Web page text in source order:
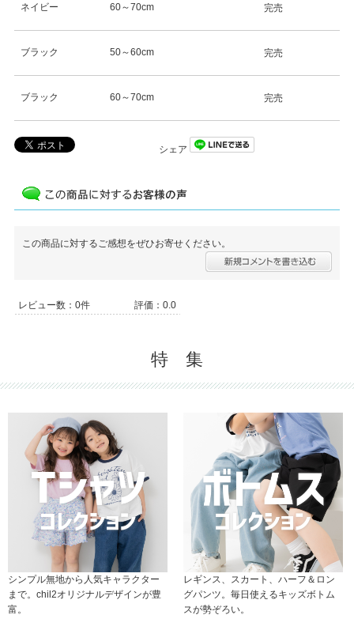
ネイビー 60～70cm 完売
ブラック 50～60cm 完売
ブラック 60～70cm 完売
シェア
この商品に対するご感想をぜひお寄せください。
レビュー数：0件 評価：0.0
特 集
シンプル無地から人気キャラクター
まで。chil2オリジナルデザインが豊
富。
レギンス、スカート、ハーフ＆ロン
グパンツ。毎日使えるキッズボトム
スが勢ぞろい。